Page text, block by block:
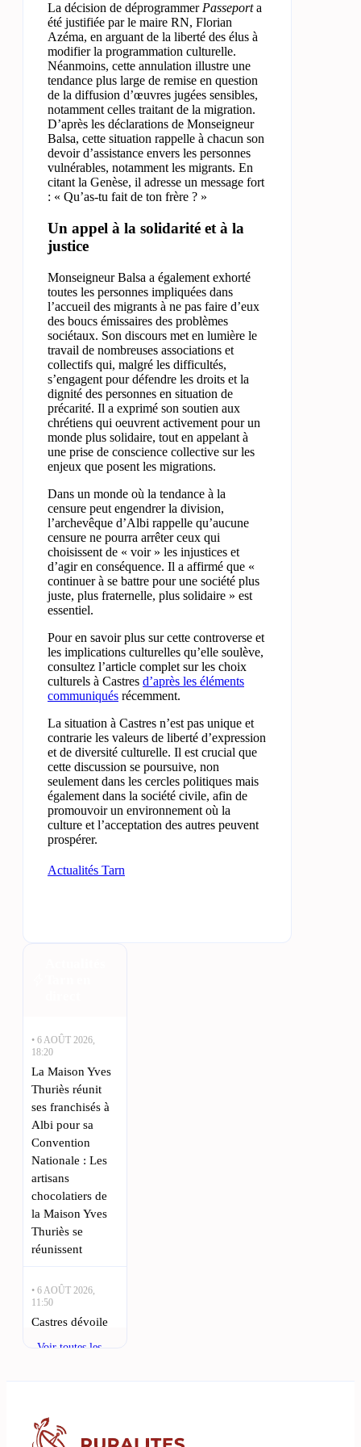
La décision de déprogrammer Passeporta
été justifiée par le maire RN, Florian
Azéma, en arguant de la liberté des élus à
modifier la programmation culturelle.
Néanmoins, cette annulation illustre une
tendance plus large de remise en question
de la diffusion d’œuvres jugées sensibles,
notamment celles traitant de la migration.
D’après les déclarations de Monseigneur
Balsa, cette situation rappelle à chacun son
devoir d’assistance envers les personnes
vulnérables, notamment les migrants. En
citant la Genèse, il adresse un message fort
: « Qu’as-tu fait de ton frère ? »
Un appel à la solidarité et à la
justice
Monseigneur Balsa a également exhorté
toutes les personnes impliquées dans
l’accueil des migrants à ne pas faire d’eux
des boucs émissaires des problèmes
sociétaux. Son discours met en lumière le
travail de nombreuses associations et
collectifs qui, malgré les difficultés,
s’engagent pour défendre les droits et la
dignité des personnes en situation de
précarité. Il a exprimé son soutien aux
chrétiens qui oeuvrent activement pour un
monde plus solidaire, tout en appelant à
une prise de conscience collective sur les
enjeux que posent les migrations.
Dans un monde où la tendance à la
censure peut engendrer la division,
l’archevêque d’Albi rappelle qu’aucune
censure ne pourra arrêter ceux qui
choisissent de « voir » les injustices et
d’agir en conséquence. Il a affirmé que «
continuer à se battre pour une société plus
juste, plus fraternelle, plus solidaire » est
essentiel.
Pour en savoir plus sur cette controverse et
les implications culturelles qu’elle soulève,
consultez l’article complet sur les choix
culturels à Castres d’après les éléments
communiqués récemment.
La situation à Castres n’est pas unique et
contrarie les valeurs de liberté d’expression
et de diversité culturelle. Il est crucial que
cette discussion se poursuive, non
seulement dans les cercles politiques mais
également dans la société civile, afin de
promouvoir un environnement où la
culture et l’acceptation des autres peuvent
prospérer.
Actualités Tarn
• 6 AOÛT 2026,
18:20
La Maison Yves
Thuriès réunit
ses franchisés à
Albi pour sa
Convention
Nationale : Les
artisans
chocolatiers de
la Maison Yves
Thuriès se
réunissent
• 6 AOÛT 2026,
11:50
Castres dévoile
une saison
Voir toutes les